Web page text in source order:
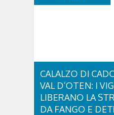
CALALZO DI
VAL D’OTEN: I
LIBERANO LA
DA FANGO E